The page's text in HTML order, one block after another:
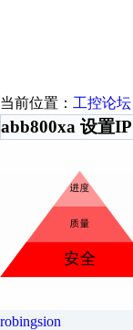
当前位置： 工控论坛
abb800xa 设置IP
robingsion